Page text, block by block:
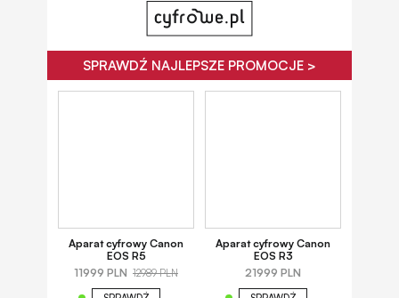
SPRAWDŹ NAJLEPSZE PROMOCJE >
Aparat cyfrowy Canon
EOS R5
11999 PLN 12989 PLN
Aparat cyfrowy Canon
EOS R3
21999 PLN